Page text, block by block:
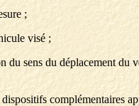
;
visé ;
du sens du déplacement du
complémentaires